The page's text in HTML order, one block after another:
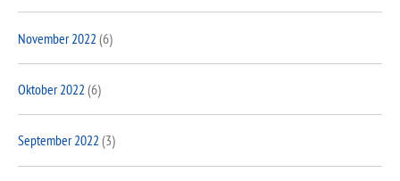
November 2022 (6)
Oktober 2022 (6)
September 2022 (3)